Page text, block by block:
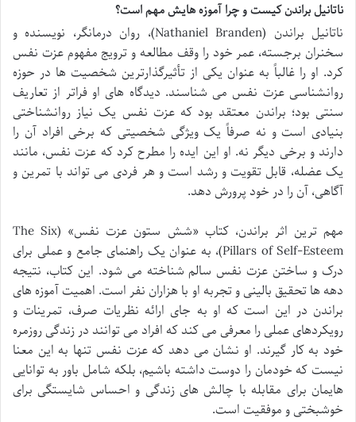
ناتانیل براندن کیست و چرا آموزه هایش مهم است؟
ناتانیل براندن (Nathaniel Branden)، روان درمانگر، نویسنده و
سخنران برجسته، عمر خود را وقف مطالعه و ترویج مفهوم عزت نفس
کرد. او را غالباً به عنوان یکی از تأثیرگذارترین شخصیت ها در حوزه
روانشناسی عزت نفس می شناسند. دیدگاه های او فراتر از تعاریف
سنتی بود؛ براندن معتقد بود که عزت نفس یک نیاز روانشناختی
بنیادی است و نه صرفاً یک ویژگی شخصیتی که برخی افراد آن را
دارند و برخی دیگر نه. او این ایده را مطرح کرد که عزت نفس، مانند
یک عضله، قابل تقویت و رشد است و هر فردی می تواند با تمرین و
آگاهی، آن را در خود پرورش دهد.
مهم ترین اثر براندن، کتاب «شش ستون عزت نفس» (The Six
Pillars of Self-Esteem)، به عنوان یک راهنمای جامع و عملی برای
درک و ساختن عزت نفس سالم شناخته می شود. این کتاب، نتیجه
دهه ها تحقیق بالینی و تجربه او با هزاران نفر است. اهمیت آموزه های
براندن در این است که او به جای ارائه نظریات صرف، تمرینات و
رویکردهای عملی را معرفی می کند که افراد می توانند در زندگی روزمره
خود به کار گیرند. او نشان می دهد که عزت نفس تنها به این معنا
نیست که خودمان را دوست داشته باشیم، بلکه شامل باور به توانایی
هایمان برای مقابله با چالش های زندگی و احساس شایستگی برای
خوشبختی و موفقیت است.